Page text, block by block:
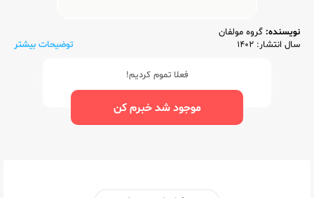
نویسنده: گروه مولفان
سال انتشار: 1402
توضیحات بیشتر
فعلا تموم کردیم!
موجود شد خبرم کن